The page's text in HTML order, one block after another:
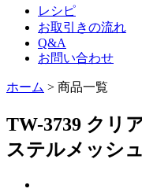
レシピ
お取引きの流れ
Q&A
お問い合わせ
ホーム > 商品一覧
TW-3739 クリ
ステルメッシ